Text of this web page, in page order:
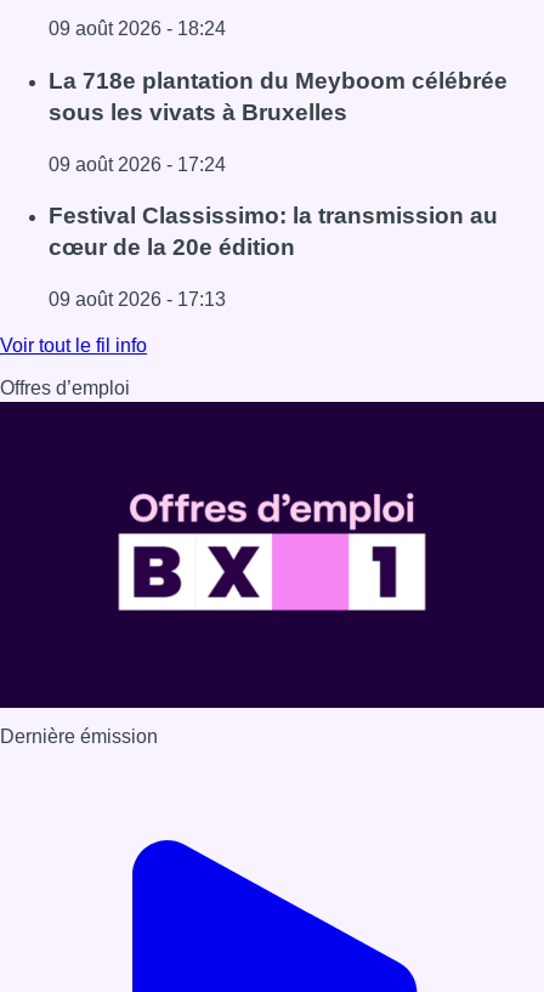
09 août 2026 - 18:24
Lire l'article Au Meyboom, l’hommage aux
La 718e plantation du Meyboom célébrée
sous les vivats à Bruxelles
09 août 2026 - 17:24
Lire l'article La 718e plantation du Meyboom célébrée
Festival Classissimo: la transmission au
cœur de la 20e édition
09 août 2026 - 17:13
Lire l'article Festival Classissimo: la transmission au
Voir tout le fil info
Offres d’emploi
Dernière émission